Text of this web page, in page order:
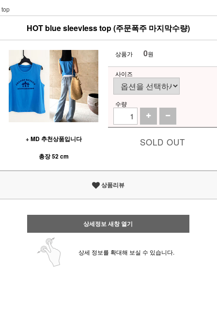
top
HOT blue sleevless top (주문폭주 마지막수량)
+ MD 추천상품입니다
총장 52 cm
상품가 0원
사이즈
수량
SOLD OUT
상품리뷰
상세정보 새창 열기
상세 정보를 확대해 보실 수 있습니다.